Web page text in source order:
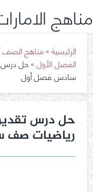
مناهج
الرئيسية»مناهج
الفصل الأول»حل درس
سادس فصل أول
حل درس
رياضيات